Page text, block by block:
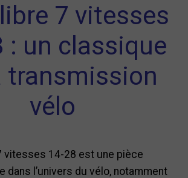
7 vitesses
: un classique
transmission
vélo
vitesses 14-28 est une pièce
dans l’univers du vélo, notamment